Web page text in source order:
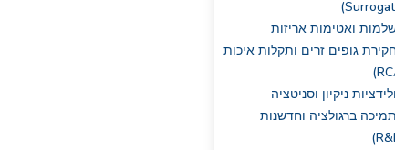
ואטימות אריזות
גופים זרים ותקלות איכות
ולידציות ניקיון וסניטציה
תמיכה ברגולציה וחדשנות